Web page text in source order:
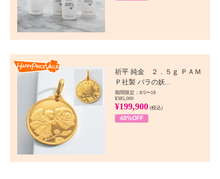
祈平 純金 ２．５ｇ ＰＡＭ
Ｐ社製 バラの妖...
期間限定：8/5〜18
¥385,000
¥199,900 (税込)
48%OFF